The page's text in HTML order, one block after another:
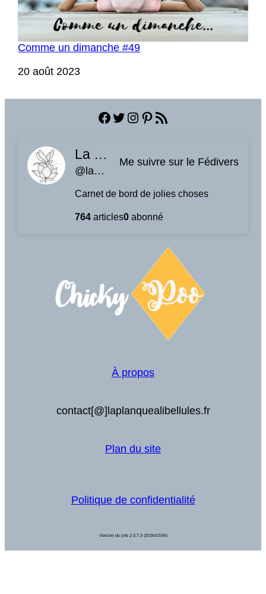
Comme un dimanche #49
Date
20 août 2023
Facebook
Twitter
Instagram
Pinterest
Flux RSS
La planque à libellules
@laplanquealibellules.fr@www.laplanquealibellules.fr
Me suivre sur le Fédivers
Carnet de bord de jolies choses
764 articles0 abonné
À propos
contact[@]laplanquealibellules.fr
Plan du site
Politique de confidentialité
Version du site 2.0. 7.3 (2026/02/06)